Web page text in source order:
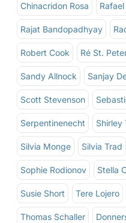
Chinacridon Rosa
Rajat Bandopadhyay
Robert Cook Ré St.
Sandy Allnock Sanjay
Scott Stevenson
Serpentinenecht Shirley
Silvia Monge Silvia Trad
Sophie Rodionov Stella
Susie Short Tere Lojero
Thomas Schaller